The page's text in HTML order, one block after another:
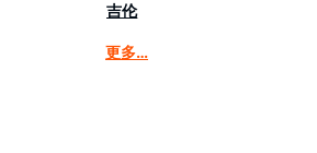
吉伦
更多…